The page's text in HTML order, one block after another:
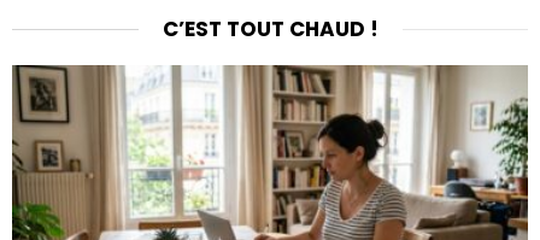
C’EST TOUT CHAUD !